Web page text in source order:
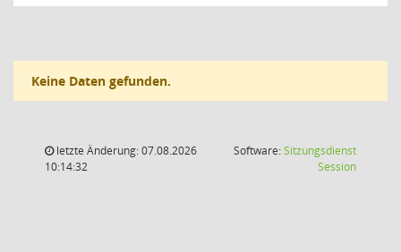
Keine Daten gefunden.
letzte Änderung: 07.08.2026
10:14:32
Software:Sitzungsdienst
Session(Wird in